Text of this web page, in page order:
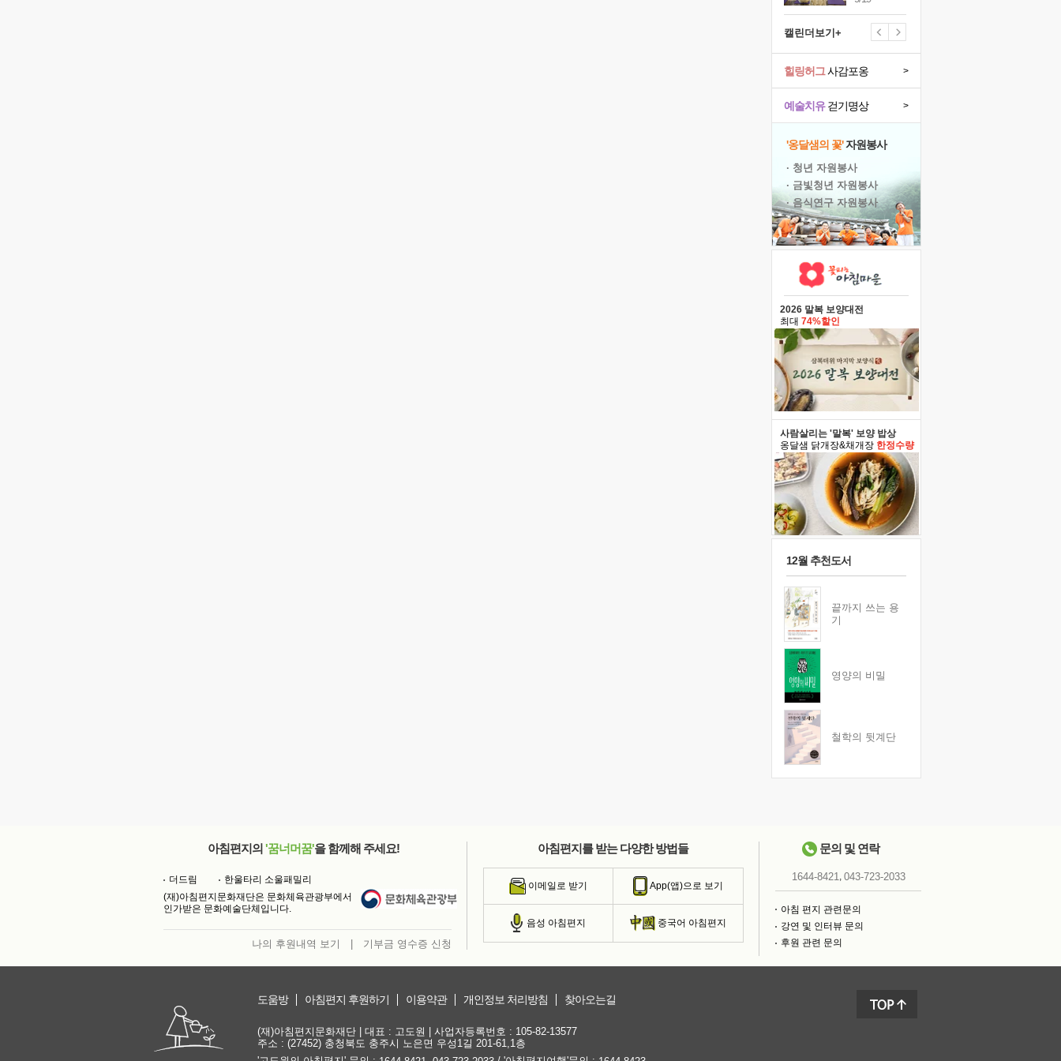
캘린더보기+
예술치유걷기명상 >
힐링허그사감포옹 >
'옹달샘의 꽃'자원봉사
· 청년 자원봉사
· 금빛청년 자원봉사
· 음식연구 자원봉사
2026 말복 보양대전
최대 74%할인
사람살리는 '말복' 보양 밥상
옹달샘 닭개장&채개장 한정수량
12월 추천도서
끝까지 쓰는 용
기
영양의 비밀
철학의 뒷계단
아침편지의 '꿈너머꿈'을 함께해 주세요!
더드림
한울타리 소울패밀리
(재)아침편지문화재단은 문화체육관광부에서
인가받은 문화예술단체입니다.
나의 후원내역 보기 기부금 영수증 신청
아침편지를 받는 다양한 방법들
이메일로 받기 App(앱)으로 보기
음성 아침편지 중국어 아침편지
문의 및 연락
1644-8421, 043-723-2033
아침 편지 관련문의
강연 및 인터뷰 문의
후원 관련 문의
도움방 아침편지 후원하기 이용약관 개인정보 처리방침 찾아오는길
(재)아침편지문화재단 | 대표 : 고도원 | 사업자등록번호 : 105-82-13577
주소 : (27452) 충청북도 충주시 노은면 우성1길 201-61,1층